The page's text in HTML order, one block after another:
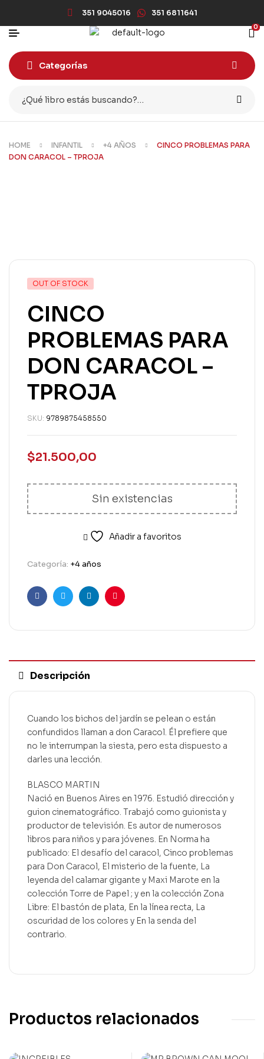
351 9045016 351 6811641
0
Categorías
HOME INFANTIL +4 AÑOS
CINCO PROBLEMAS PARA
DON CARACOL – TPROJA
OUT OF STOCK
CINCO
PROBLEMAS PARA
DON CARACOL –
TPROJA
SKU: 9789875458550
$21.500,00
Sin existencias
Añadir a favoritos
Categoría: +4 años
FacebookTwitterLinkedinPinterest
Descripción
Cuando los bichos del jardín se pelean o están
confundidos llaman a don Caracol. Él prefiere que
no le interrumpan la siesta, pero esta dispuesto a
darles una lección.
BLASCO MARTIN
Nació en Buenos Aires en 1976. Estudió dirección y
guion cinematográfico. Trabajó como guionista y
productor de televisión. Es autor de numerosos
libros para niños y para jóvenes. En Norma ha
publicado: El desafío del caracol, Cinco problemas
para Don Caracol, El misterio de la fuente, La
leyenda del calamar gigante y Maxi Marote en la
colección Torre de Papel ; y en la colección Zona
Libre: El bastón de plata, En la línea recta, La
oscuridad de los colores y En la senda del
contrario.
Productos relacionados